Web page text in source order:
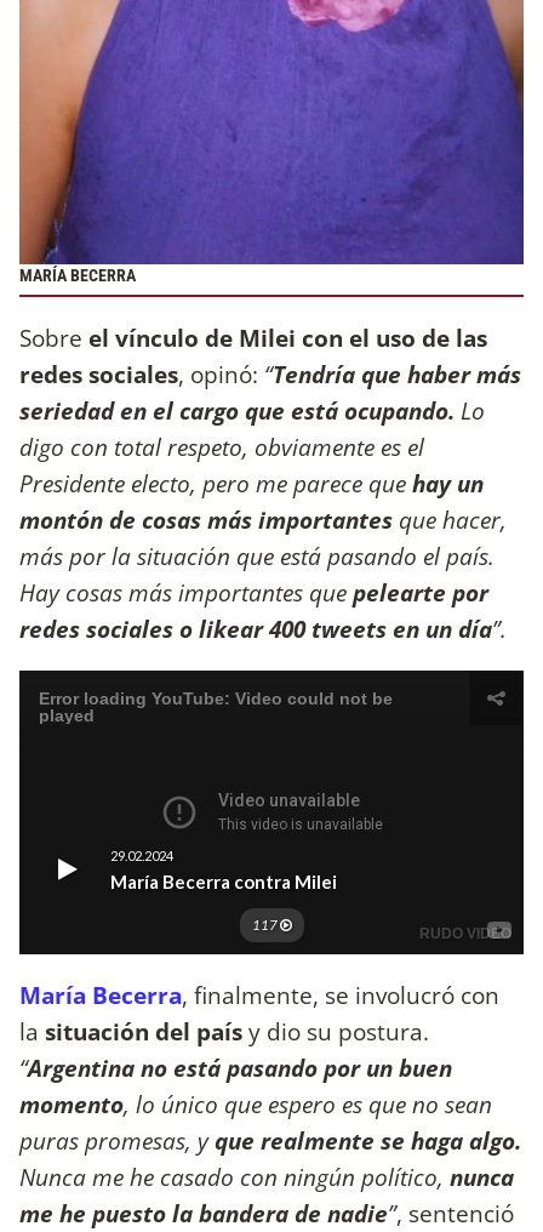
MARÍA BECERRA
Sobre el vínculo de Milei con el uso de las
redes sociales, opinó: “Tendría que haber más
seriedad en el cargo que está ocupando. Lo
digo con total respeto, obviamente es el
Presidente electo, pero me parece quehay un
montón de cosas más importantes que hacer,
más por la situación que está pasando el país.
Hay cosas más importantes quepelearte por
redes sociales o likear 400 tweets en un día”.
María Becerra, finalmente, se involucró con
la situación del paísy dio su postura.
“Argentina no está pasando por un buen
momento, lo único que espero es que no sean
puras promesas, yque realmente se haga algo.
Nunca me he casado con ningún político, nunca
me he puesto la bandera de nadie”, sentenció